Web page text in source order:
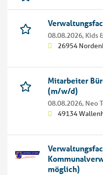
08.08.2026, Kids
26954
Mitarbeiter
(m/w/d)
08.08.2026, Neo
49134
möglich)